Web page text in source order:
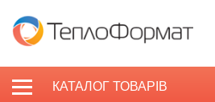
КАТАЛОГ ТОВАРІВ